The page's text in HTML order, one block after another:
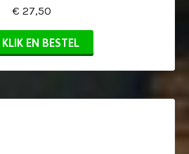
€ 27,50
KLIK EN BESTEL